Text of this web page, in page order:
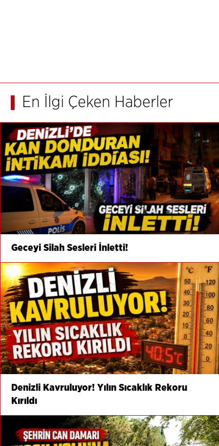
En İlgi Çeken Haberler
Geceyi Silah Sesleri İnletti!
Denizli Kavruluyor! Yılın Sıcaklık Rekoru
Kırıldı